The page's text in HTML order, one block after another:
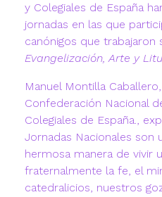
y Colegiales de España
jornadas en las que
canónigos que trabajaron
Evangelización, Arte y
Manuel Montilla
Confederación Nacional
Colegiales de España.,
Jornadas Nacionales son
hermosa manera de vivir
fraternalmente la fe, el
catedralicios, nuestros